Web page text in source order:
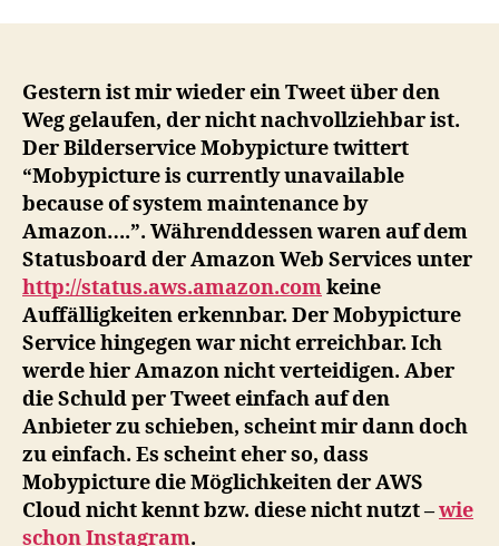
Cloud
Computing
Gestern ist mir wieder ein Tweet über den
Weg gelaufen, der nicht nachvollziehbar ist.
Der Bilderservice Mobypicture twittert
“Mobypicture is currently unavailable
because of system maintenance by
Amazon….”. Währenddessen waren auf dem
Statusboard der Amazon Web Services unter
http://status.aws.amazon.comkeine
Auffälligkeiten erkennbar. Der Mobypicture
Service hingegen war nicht erreichbar. Ich
werde hier Amazon nicht verteidigen. Aber
die Schuld per Tweet einfach auf den
Anbieter zu schieben, scheint mir dann doch
zu einfach. Es scheint eher so, dass
Mobypicture die Möglichkeiten der AWS
Cloud nicht kennt bzw. diese nicht nutzt –wie
schon Instagram.